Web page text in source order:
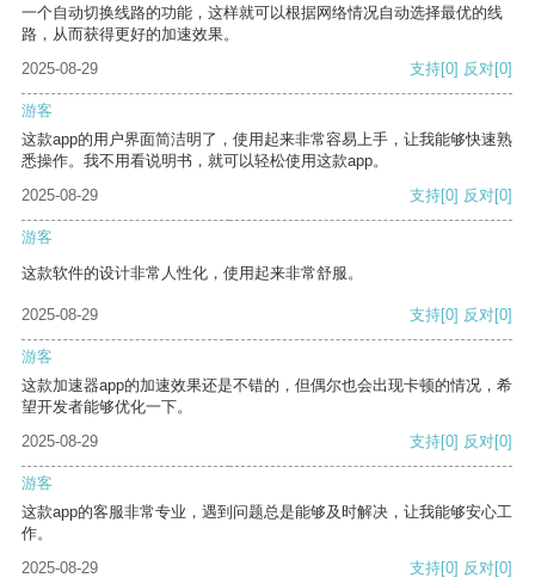
一个自动切换线路的功能，这样就可以根据网络情况自动选择最优的线
路，从而获得更好的加速效果。
2025-08-29
支持[0] 反对[0]
游客
这款app的用户界面简洁明了，使用起来非常容易上手，让我能够快速熟
悉操作。我不用看说明书，就可以轻松使用这款app。
2025-08-29
支持[0] 反对[0]
游客
这款软件的设计非常人性化，使用起来非常舒服。
2025-08-29 支持[0] 反对[0]
游客
这款加速器app的加速效果还是不错的，但偶尔也会出现卡顿的情况，希
望开发者能够优化一下。
2025-08-29
支持[0] 反对[0]
游客
这款app的客服非常专业，遇到问题总是能够及时解决，让我能够安心工
作。
2025-08-29
支持[0] 反对[0]